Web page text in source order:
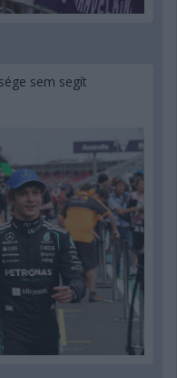
sem segít